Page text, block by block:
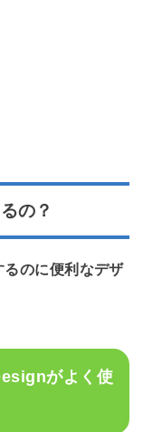
の？
のに便利なデザ
がよく使